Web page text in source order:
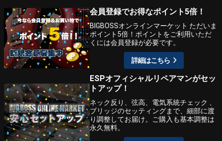
会員登録でお得なポイント5倍！
BIGBOSSオンラインマーケット ただいま
ポイント5倍！ポイントをご利用いただ
くには会員登録が必要です。
詳細はこちら
ESPオフィシャルリペアマンがセッ
トアップ！
ネック反り、弦高、電気系統チェック 、
ブリッジのセッティングまで、細部に渡
り調整してお届け。ご購入も基本調整は
永久無料。